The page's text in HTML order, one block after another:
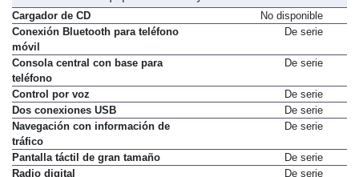
Cargador de CD
No disponible
Conexión Bluetooth para teléfono
móvil
De serie
Consola central con base para
teléfono
De serie
Control por voz
De serie
Dos conexiones USB
De serie
Navegación con información de
tráfico
De serie
Pantalla táctil de gran tamaño
De serie
Radio digital
De serie